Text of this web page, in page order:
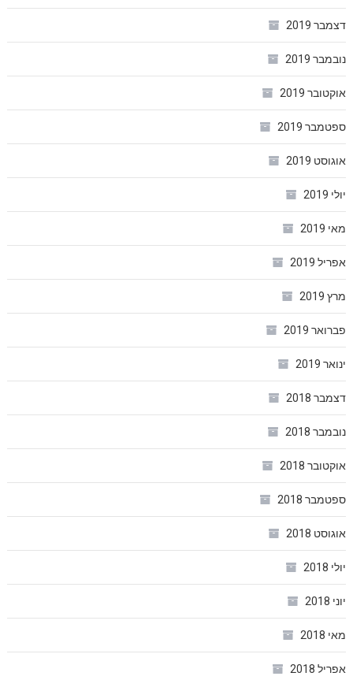
דצמבר 2019
נובמבר 2019
אוקטובר 2019
ספטמבר 2019
אוגוסט 2019
יולי 2019
מאי 2019
אפריל 2019
מרץ 2019
פברואר 2019
ינואר 2019
דצמבר 2018
נובמבר 2018
אוקטובר 2018
ספטמבר 2018
אוגוסט 2018
יולי 2018
יוני 2018
מאי 2018
אפריל 2018